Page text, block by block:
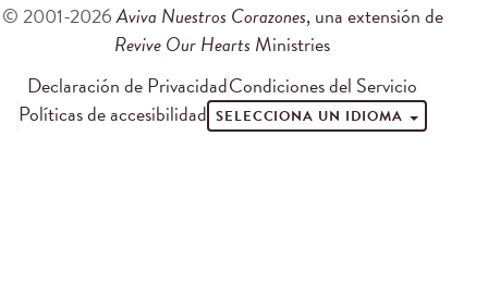
© 2001-2026Aviva Nuestros Corazones, una extensión de
Revive Our Hearts Ministries
Declaración de PrivacidadCondiciones del Servicio
Políticas de accesibilidad SELECCIONA UN IDIOMA